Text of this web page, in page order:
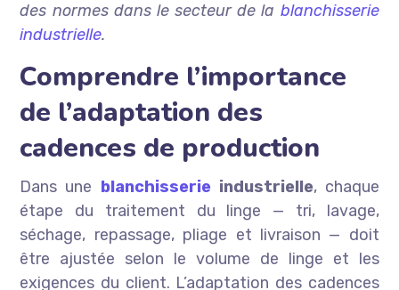
des normes dans le secteur de la blanchisserie
industrielle.
Comprendre l’importance
de l’adaptation des
cadences de production
Dans une blanchisserie industrielle, chaque
étape du traitement du linge — tri, lavage,
séchage, repassage, pliage et livraison — doit
être ajustée selon le volume de linge et les
exigences du client. L’adaptation des cadences